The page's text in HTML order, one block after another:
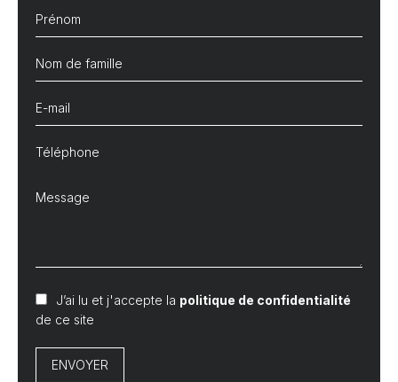
J’ai lu et j'accepte la politique de confidentialité
de ce site
ENVOYER